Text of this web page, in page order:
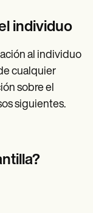
individuo
al individuo
cualquier
sobre el
siguientes.